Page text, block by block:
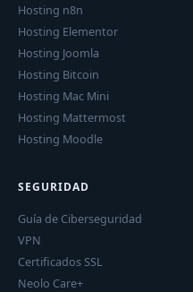
Hosting n8n
Hosting Elementor
Hosting Joomla
Hosting Bitcoin
Hosting Mac Mini
Hosting Mattermost
Hosting Moodle
SEGURIDAD
Guía de Ciberseguridad
VPN
Certificados SSL
Neolo Care+